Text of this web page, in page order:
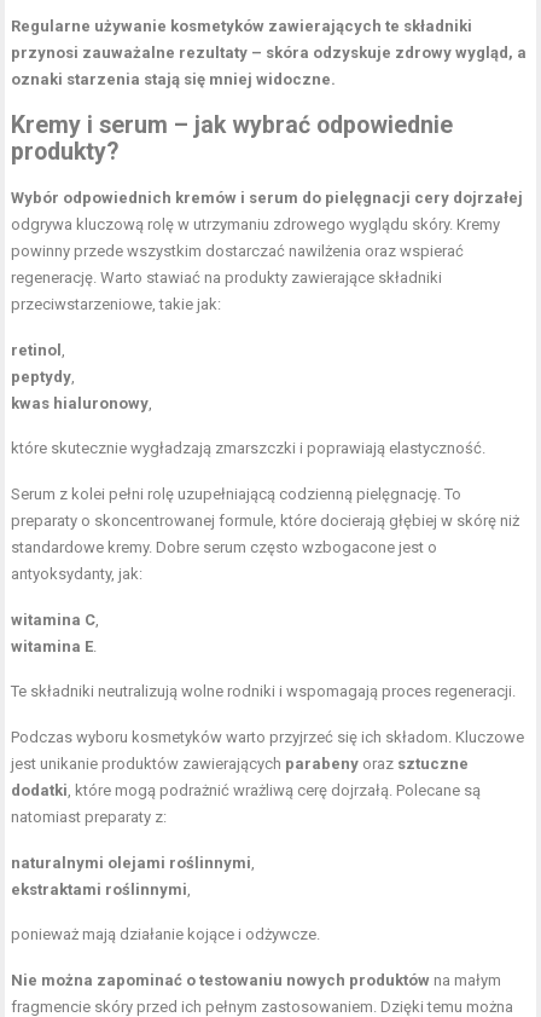
Regularne używanie kosmetyków zawierających te składniki
przynosi zauważalne rezultaty – skóra odzyskuje zdrowy wygląd, a
oznaki starzenia stają się mniej widoczne.
Kremy i serum – jak wybrać odpowiednie
produkty?
Wybór odpowiednich kremów i serum do pielęgnacji cery dojrzałej
odgrywa kluczową rolę w utrzymaniu zdrowego wyglądu skóry. Kremy
powinny przede wszystkim dostarczać nawilżenia oraz wspierać
regenerację. Warto stawiać na produkty zawierające składniki
przeciwstarzeniowe, takie jak:
retinol ,
peptydy,
kwas hialuronowy,
które skutecznie wygładzają zmarszczki i poprawiają elastyczność.
Serum z kolei pełni rolę uzupełniającą codzienną pielęgnację. To
preparaty o skoncentrowanej formule, które docierają głębiej w skórę niż
standardowe kremy. Dobre serum często wzbogacone jest o
antyoksydanty, jak:
witamina C,
witamina E.
Te składniki neutralizują wolne rodniki i wspomagają proces regeneracji.
Podczas wyboru kosmetyków warto przyjrzeć się ich składom. Kluczowe
jest unikanie produktów zawierających parabeny oraz sztuczne
dodatki, które mogą podrażnić wrażliwą cerę dojrzałą. Polecane są
natomiast preparaty z:
naturalnymi olejami roślinnymi,
ekstraktami roślinnymi,
ponieważ mają działanie kojące i odżywcze.
Nie można zapominać o testowaniu nowych produktów na małym
fragmencie skóry przed ich pełnym zastosowaniem. Dzięki temu można